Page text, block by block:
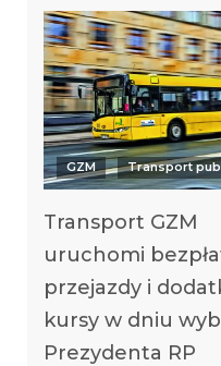
GZM Transport
Transport GZM
uruchomi
przejazdy i
kursy w dniu
Prezydenta RP